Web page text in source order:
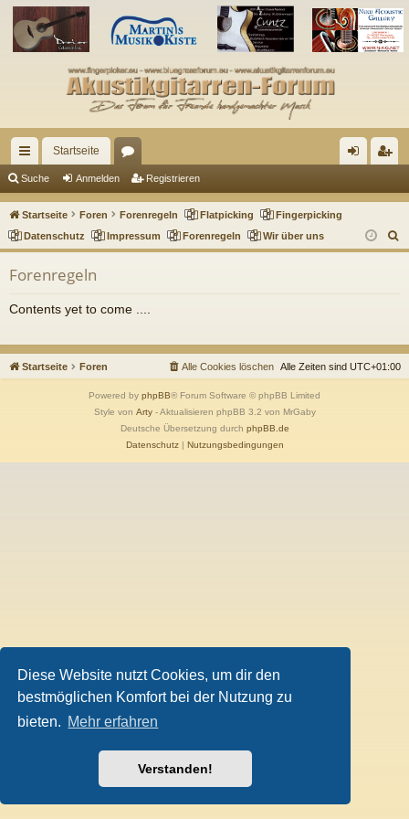
Diese Website nutzt Cookies, um dir den
bestmöglichen Komfort bei der Nutzung zu
bieten. Mehr erfahren
Verstanden!
ch
ne
llz
Startseite
en m ist
rie
Suche Anmelden Registrieren
Startseite Foren Forenregeln Flatpicking
Fingerpicking
Datenschutz
Impressum Forenregeln Wir über uns
u
Forenregeln
Contents yet to come ....
Startseite Foren Alle Zeiten sind UTC+01:00
Alle Cookies löschen
Powered by phpBB® Forum Software © phpBB Limited
Style von Arty- Aktualisieren phpBB 3.2 von MrGaby
Deutsche Übersetzung durch phpBB.de
Datenschutz| Nutzungsbedingungen